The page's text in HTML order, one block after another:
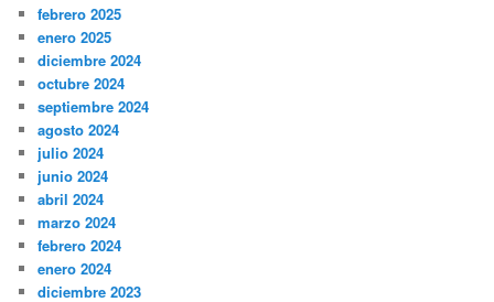
febrero 2025
enero 2025
diciembre 2024
octubre 2024
septiembre 2024
agosto 2024
julio 2024
junio 2024
abril 2024
marzo 2024
febrero 2024
enero 2024
diciembre 2023